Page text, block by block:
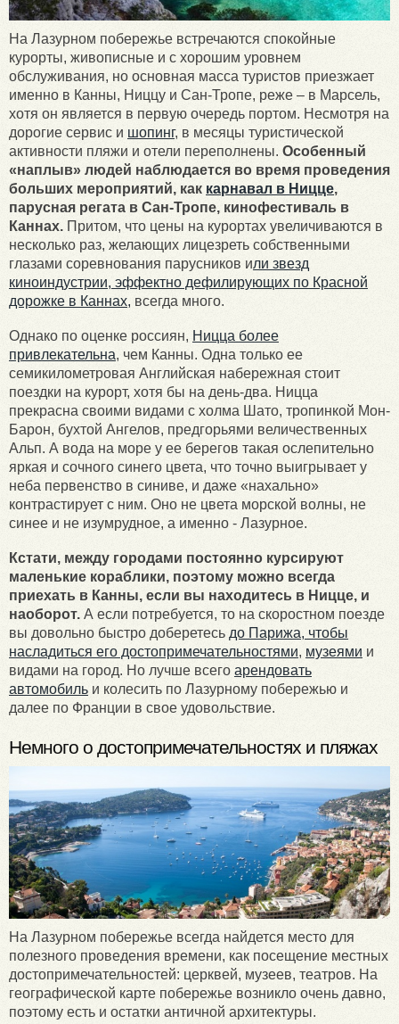
На Лазурном побережье встречаются спокойные
курорты, живописные и с хорошим уровнем
обслуживания, но основная масса туристов приезжает
именно в Канны, Ниццу и Сан-Тропе, реже – в Марсель,
хотя он является в первую очередь портом. Несмотря на
дорогие сервис и шопинг, в месяцы туристической
активности пляжи и отели переполнены. Особенный
«наплыв» людей наблюдается во время проведения
больших мероприятий, как карнавал в Ницце,
парусная регата в Сан-Тропе, кинофестиваль в
Каннах. Притом, что цены на курортах увеличиваются в
несколько раз, желающих лицезреть собственными
глазами соревнования парусников или звезд
киноиндустрии, эффектно дефилирующих по Красной
дорожке в Каннах, всегда много.
Однако по оценке россиян, Ницца более
привлекательна, чем Канны. Одна только ее
семикилометровая Английская набережная стоит
поездки на курорт, хотя бы на день-два. Ницца
прекрасна своими видами с холма Шато, тропинкой Мон-
Барон, бухтой Ангелов, предгорьями величественных
Альп. А вода на море у ее берегов такая ослепительно
яркая и сочного синего цвета, что точно выигрывает у
неба первенство в синиве, и даже «нахально»
контрастирует с ним. Оно не цвета морской волны, не
синее и не изумрудное, а именно - Лазурное.
Кстати, между городами постоянно курсируют
маленькие кораблики, поэтому можно всегда
приехать в Канны, если вы находитесь в Ницце, и
наоборот. А если потребуется, то на скоростном поезде
вы довольно быстро доберетесь до Парижа, чтобы
насладиться его достопримечательностями, музеями и
видами на город. Но лучше всего арендовать
автомобиль и колесить по Лазурному побережью и
далее по Франции в свое удовольствие.
Немного о достопримечательностях и пляжах
На Лазурном побережье всегда найдется место для
полезного проведения времени, как посещение местных
достопримечательностей: церквей, музеев, театров. На
географической карте побережье возникло очень давно,
поэтому есть и остатки античной архитектуры.